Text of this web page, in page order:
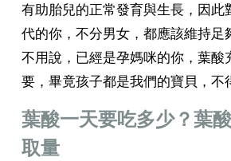
有助胎兒的正常發育與生長，因此
代的你，不分男女，都應該維持足
不用說，已經是孕媽咪的你，葉酸
要，畢竟孩子都是我們的寶貝，不
葉酸一天要吃多少？葉
取量